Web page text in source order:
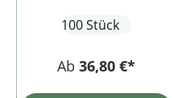
100 Stück
Ab 36,80 €*